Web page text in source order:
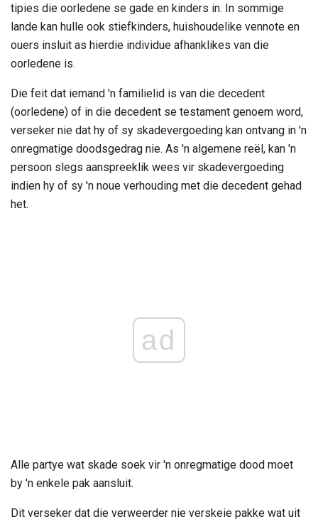
tipies die oorledene se gade en kinders in. In sommige
lande kan hulle ook stiefkinders, huishoudelike vennote en
ouers insluit as hierdie individue afhanklikes van die
oorledene is.
Die feit dat iemand 'n familielid is van die decedent
(oorledene) of in die decedent se testament genoem word,
verseker nie dat hy of sy skadevergoeding kan ontvang in 'n
onregmatige doodsgedrag nie. As 'n algemene reël, kan 'n
persoon slegs aanspreeklik wees vir skadevergoeding
indien hy of sy 'n noue verhouding met die decedent gehad
het.
ad
Alle partye wat skade soek vir 'n onregmatige dood moet
by 'n enkele pak aansluit.
Dit verseker dat die verweerder nie verskeie pakke wat uit